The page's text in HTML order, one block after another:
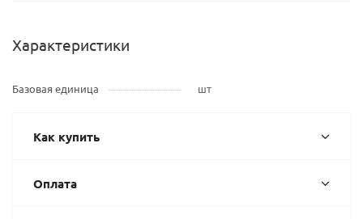
Характеристики
Базовая единица шт
Как купить
Оплата